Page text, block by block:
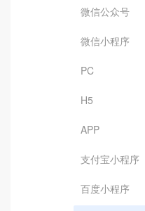
微信公众号
微信小程序
PC
H5
APP
支付宝小程序
百度小程序